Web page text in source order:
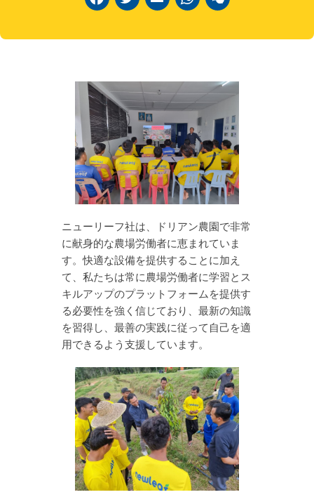
ニューリーフ社は、ドリアン農園で非常
に献身的な農場労働者に恵まれていま
す。快適な設備を提供することに加え
て、私たちは常に農場労働者に学習とス
キルアップのプラットフォームを提供す
る必要性を強く信じており、最新の知識
を習得し、最善の実践に従って自己を適
用できるよう支援しています。